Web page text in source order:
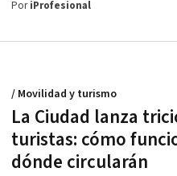
PoriProfesional
La Ciudad lanza
turistas: cómo
dónde circularán
/ Movilidad y turismo